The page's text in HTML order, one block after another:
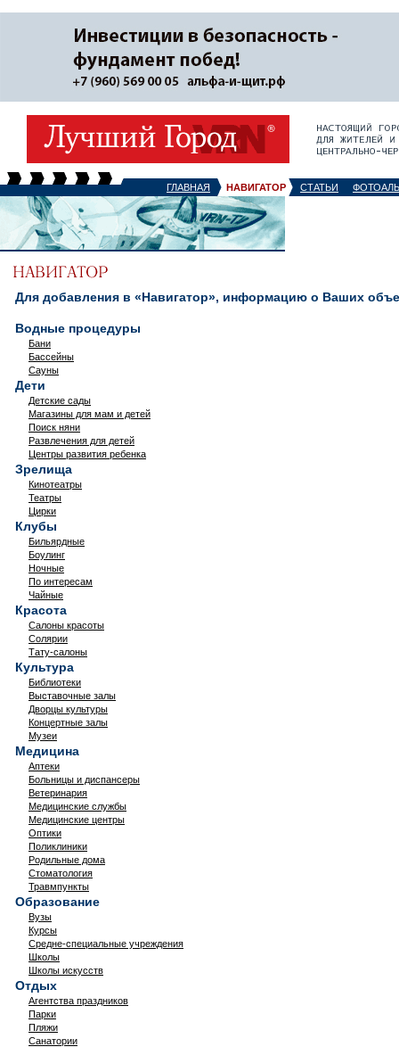
ГЛАВНАЯ НАВИГАТОР СТАТЬИ
Для добавления в «Навигатор», информацию о Ваших
Водные процедуры
Бани
Бассейны
Сауны
Дети
Детские сады
Магазины для мам и детей
Поиск няни
Развлечения для детей
Центры развития ребенка
Зрелища
Кинотеатры
Театры
Цирки
Клубы
Бильярдные
Боулинг
Ночные
По интересам
Чайные
Красота
Салоны красоты
Солярии
Тату-салоны
Культура
Библиотеки
Выставочные залы
Дворцы культуры
Концертные залы
Музеи
Медицина
Аптеки
Больницы и диспансеры
Ветеринария
Медицинские службы
Медицинские центры
Оптики
Поликлиники
Родильные дома
Стоматология
Травмпункты
Образование
Вузы
Курсы
Средне-специальные учреждения
Школы
Школы искусств
Отдых
Агентства праздников
Парки
Пляжи
Санатории